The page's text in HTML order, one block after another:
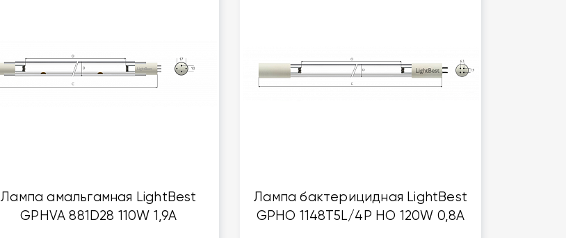
Лампа амальгамная LightBest
GPHVA 881D28 110W 1,9A
Лампа бактерицидная LightBest
GPHO 1148T5L/4P HO 120W 0,8A